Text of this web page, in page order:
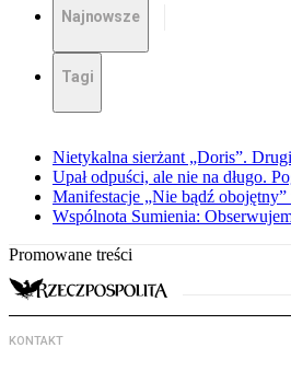
Najnowsze
Tagi
Nietykalna sierżant „Doris”.
Upał odpuści, ale nie na długo.
Manifestacje „Nie bądź
Wspólnota Sumienia:
Promowane treści
KONTAKT